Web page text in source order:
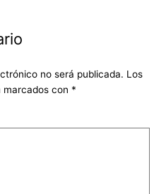
no será publicada. Los
marcados con *